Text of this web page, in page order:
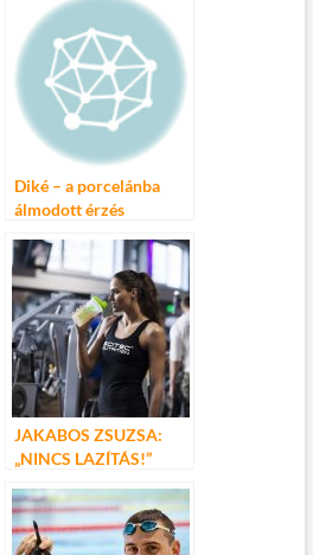
es
e
g
Diké – a porcelánba
álmodott érzés
JAKABOS ZSUZSA:
„NINCS LAZÍTÁS!”